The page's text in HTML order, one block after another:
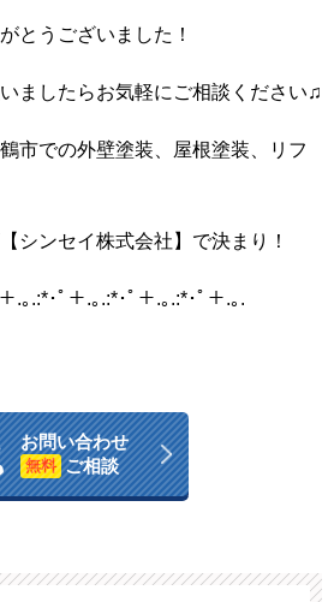
とうございました！
ましたらお気軽にご相談ください♫
市での外壁塗装、屋根塗装、リフ
シンセイ株式会社】で決まり！
.｡.:*･ﾟ＋.｡.:*･ﾟ＋.｡.:*･ﾟ＋.｡.
お問い合わせ
無料 ご相談